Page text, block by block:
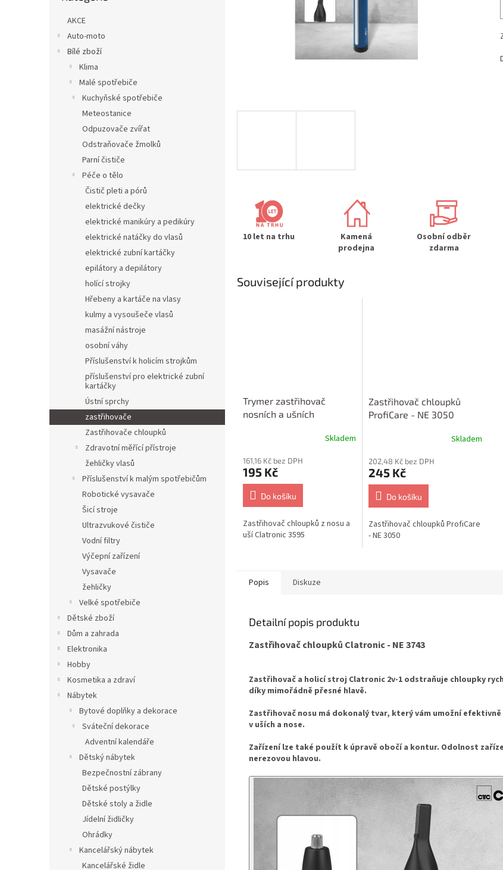
AKCE
Auto-moto
Bílé zboží
Klima
Malé spotřebiče
Kuchyňské spotřebiče
Meteostanice
Odpuzovače zvířat
Odstraňovače žmolků
Parní čističe
Péče o tělo
Čistič pleti a pórů
elektrické dečky
elektrické manikúry a pedikúry
elektrické natáčky do vlasů
elektrické zubní kartáčky
epilátory a depilátory
holící strojky
Hřebeny a kartáče na vlasy
kulmy a vysoušeče vlasů
masážní nástroje
osobní váhy
Příslušenství k holicím strojkům
příslušenství pro elektrické zubní
kartáčky
Ústní sprchy
zastřihovače
Zastřihovače chloupků
Zdravotní měřící přístroje
žehličky vlasů
Příslušenství k malým spotřebičům
Robotické vysavače
Šicí stroje
Ultrazvukové čističe
Vodní filtry
Výčepní zařízení
Vysavače
žehličky
Velké spotřebiče
Dětské zboží
Dům a zahrada
Elektronika
Hobby
Kosmetika a zdraví
Nábytek
Bytové doplňky a dekorace
Sváteční dekorace
Adventní kalendáře
Dětský nábytek
Bezpečnostní zábrany
Dětské postýlky
Dětské stoly a židle
Jídelní židličky
Ohrádky
Kancelářský nábytek
Kancelářské židle
10 let na trhu
Kamená
prodejna
Osobní odběr
zdarma
Související produkty
Trymer zastřihovač
nosních a ušních
Skladem
161,16 Kč bez DPH
195 Kč
Do košíku
Zastřihovač chloupků z nosu a
uší Clatronic 3595
Zastřihovač chloupků
ProfiCare - NE 3050
Skladem
202,48 Kč bez DPH
245 Kč
Do košíku
Zastřihovač chloupků ProfiCare
- NE 3050
Popis Diskuze
Detailní popis produktu
Zastřihovač chloupků Clatronic - NE 3743
Zastřihovač a holicí stroj Clatronic 2v-1 odstraňuje chloupky
díky mimořádně přesné hlavě.
Zastřihovač nosu má dokonalý tvar, který vám umožní
v uších a nose.
Zařízení lze také použít k úpravě obočí a kontur. Odolnost
nerezovou hlavou.